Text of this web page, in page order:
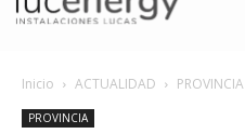
Inicio ACTUALIDAD PROVINCIA
PROVINCIA